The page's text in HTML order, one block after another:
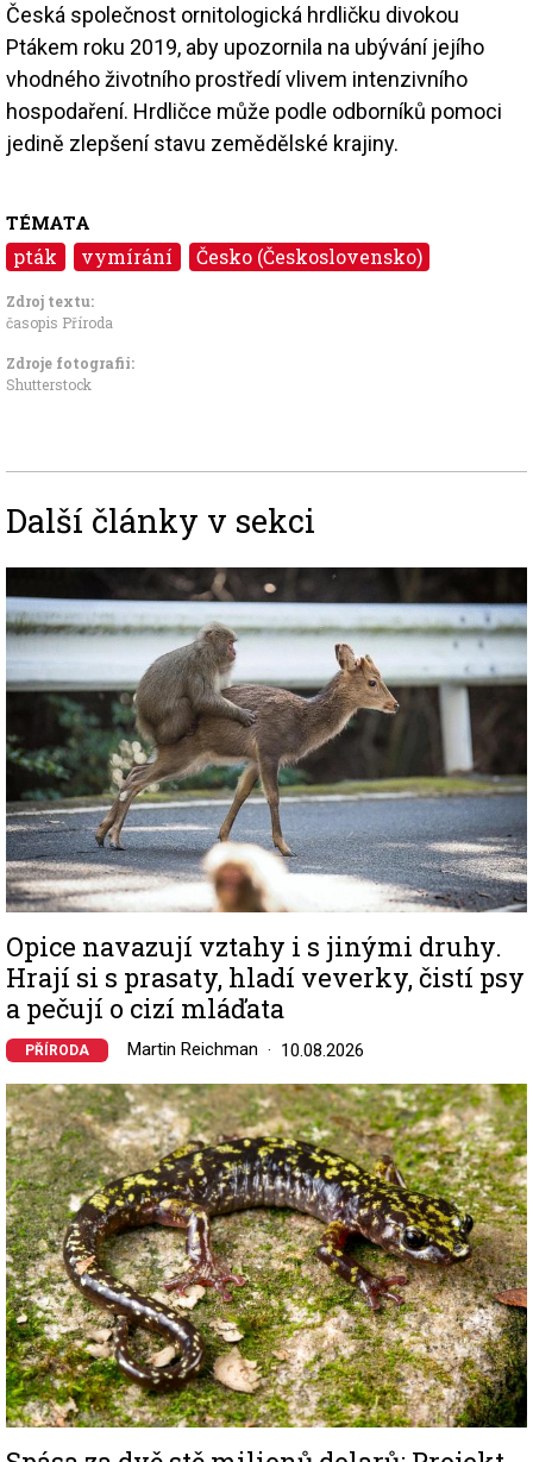
Česká společnost ornitologická hrdličku divokou
Ptákem roku 2019, aby upozornila na ubývání jejího
vhodného životního prostředí vlivem intenzivního
hospodaření. Hrdličce může podle odborníků pomoci
jedině zlepšení stavu zemědělské krajiny.
TÉMATA
pták vymírání Česko (Československo)
Zdroj textu:
časopis Příroda
Zdroje fotografii:
Shutterstock
Další články v sekci
Opice navazují vztahy i s jinými druhy.
Hrají si s prasaty, hladí veverky, čistí psy
a pečují o cizí mláďata
PŘÍRODA Martin Reichman 10.08.2026
Image